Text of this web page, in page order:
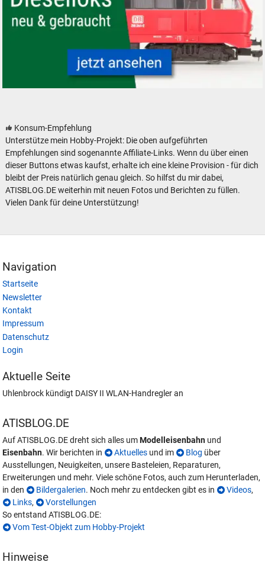
Konsum-Empfehlung
Unterstütze mein Hobby-Projekt: Die oben aufgeführten
Empfehlungen sind sogenannte Affiliate-Links. Wenn du über einen
dieser Buttons etwas kaufst, erhalte ich eine kleine Provision - für dich
bleibt der Preis natürlich genau gleich. So hilfst du mir dabei,
ATISBLOG.DE weiterhin mit neuen Fotos und Berichten zu füllen.
Vielen Dank für deine Unterstützung!
Navigation
Startseite
Newsletter
Kontakt
Impressum
Datenschutz
Login
Aktuelle Seite
Uhlenbrock kündigt DAISY II WLAN-Handregler an
ATISBLOG.DE
Auf ATISBLOG.DE dreht sich alles umModelleisenbahn und
Eisenbahn. Wir berichten in Aktuelles und im Blog über
Ausstellungen, Neuigkeiten, unsere Basteleien, Reparaturen,
Erweiterungen und mehr. Viele schöne Fotos, auch zum Herunterladen,
in den
Bildergalerien. Noch mehr zu entdecken gibt es in Videos,
Links,
Vorstellungen
So entstand ATISBLOG.DE:
Vom Test-Objekt zum Hobby-Projekt
Hinweise